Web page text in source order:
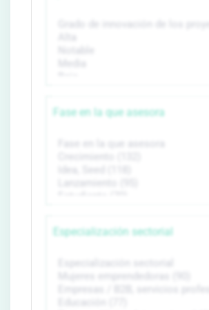
Fase en la que asesora
Especialización sectorial